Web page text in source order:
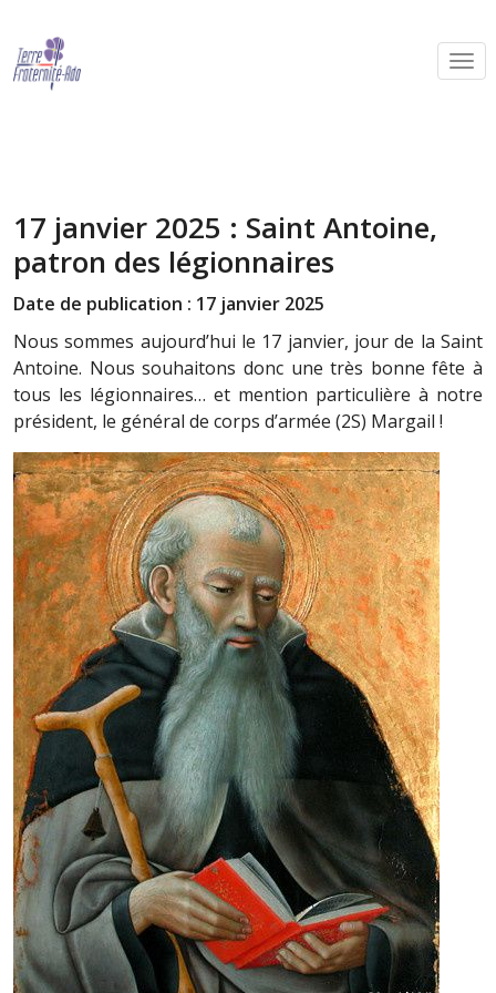
17 janvier 2025 : Saint Antoine,
patron des légionnaires
Date de publication : 17 janvier 2025
Nous sommes aujourd’hui le 17 janvier, jour de la Saint
Antoine. Nous souhaitons donc une très bonne fête à
tous les légionnaires… et mention particulière à notre
président, le général de corps d’armée (2S) Margail !